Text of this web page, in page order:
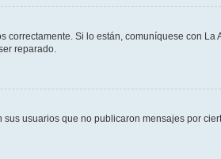
Si lo están, comuníquese con
reparado.
usuarios que no publicaron mensajes por